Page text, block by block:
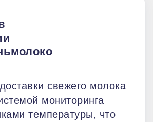
свежего молока
мониторинга
температуры, что